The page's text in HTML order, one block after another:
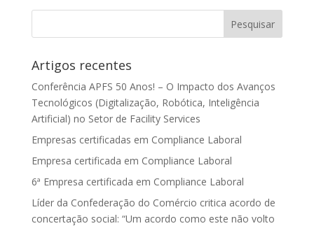
Artigos recentes
Conferência APFS 50 Anos! – O Impacto dos Avanços
Tecnológicos (Digitalização, Robótica, Inteligência
Artificial) no Setor de Facility Services
Empresas certificadas em Compliance Laboral
Empresa certificada em Compliance Laboral
6ª Empresa certificada em Compliance Laboral
Líder da Confederação do Comércio critica acordo de
concertação social: “Um acordo como este não volto